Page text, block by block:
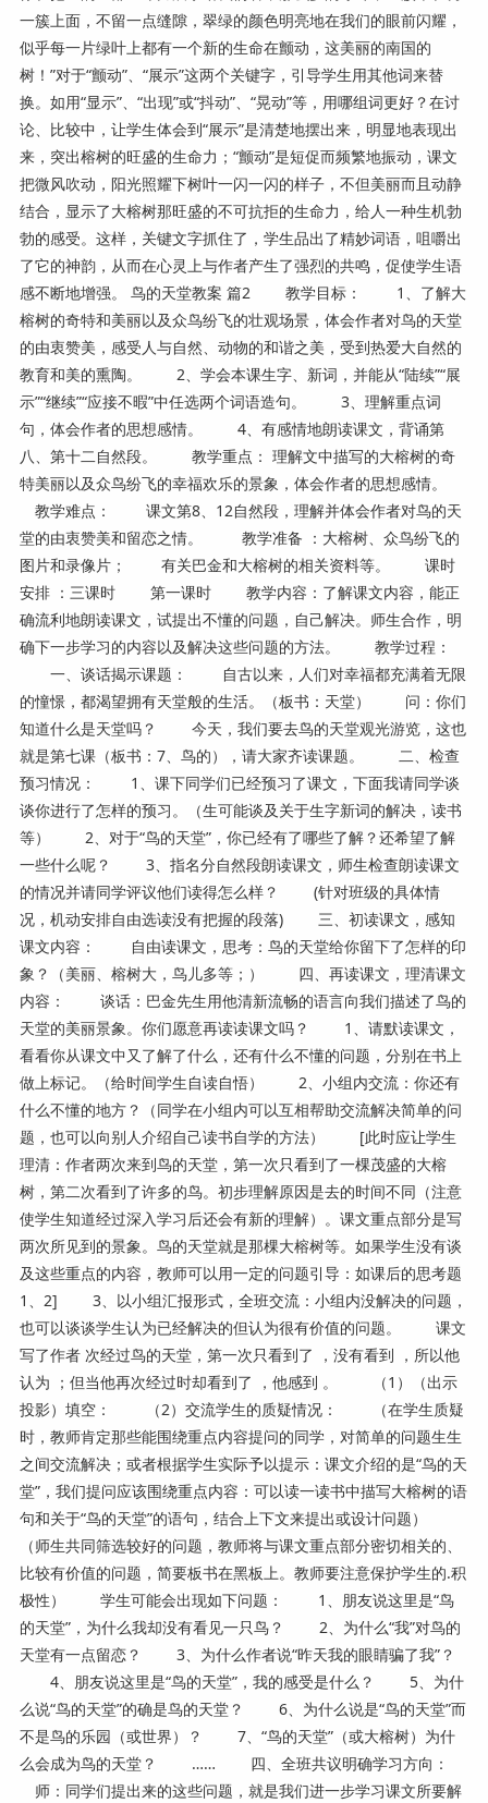
一簇上面，不留一点缝隙，翠绿的颜色明亮地在我们的眼前闪耀，
似乎每一片绿叶上都有一个新的生命在颤动，这美丽的南国的
树！”对于“颤动”、“展示”这两个关键字，引导学生用其他词来替
换。如用“显示”、“出现”或“抖动”、“晃动”等，用哪组词更好？在讨
论、比较中，让学生体会到“展示”是清楚地摆出来，明显地表现出
来，突出榕树的旺盛的生命力；“颤动”是短促而频繁地振动，课文
把微风吹动，阳光照耀下树叶一闪一闪的样子，不但美丽而且动静
结合，显示了大榕树那旺盛的不可抗拒的生命力，给人一种生机勃
勃的感受。这样，关键文字抓住了，学生品出了精妙词语，咀嚼出
了它的神韵，从而在心灵上与作者产生了强烈的共鸣，促使学生语
感不断地增强。 鸟的天堂教案 篇2 教学目标： 1、了解大
榕树的奇特和美丽以及众鸟纷飞的壮观场景，体会作者对鸟的天堂
的由衷赞美，感受人与自然、动物的和谐之美，受到热爱大自然的
教育和美的熏陶。 2、学会本课生字、新词，并能从“陆续”“展
示”“继续”“应接不暇”中任选两个词语造句。 3、理解重点词
句，体会作者的思想感情。 4、有感情地朗读课文，背诵第
八、第十二自然段。 教学重点： 理解文中描写的大榕树的奇
特美丽以及众鸟纷飞的幸福欢乐的景象，体会作者的思想感情。
教学难点： 课文第8、12自然段，理解并体会作者对鸟的天
堂的由衷赞美和留恋之情。 教学准备 ：大榕树、众鸟纷飞的
图片和录像片； 有关巴金和大榕树的相关资料等。 课时
安排 ：三课时 第一课时 教学内容：了解课文内容，能正
确流利地朗读课文，试提出不懂的问题，自己解决。师生合作，明
确下一步学习的内容以及解决这些问题的方法。 教学过程：
一、谈话揭示课题： 自古以来，人们对幸福都充满着无限
的憧憬，都渴望拥有天堂般的生活。（板书：天堂） 问：你们
知道什么是天堂吗？ 今天，我们要去鸟的天堂观光游览，这也
就是第七课（板书：7、鸟的），请大家齐读课题。 二、检查
预习情况： 1、课下同学们已经预习了课文，下面我请同学谈
谈你进行了怎样的预习。（生可能谈及关于生字新词的解决，读书
等） 2、对于“鸟的天堂”，你已经有了哪些了解？还希望了解
一些什么呢？ 3、指名分自然段朗读课文，师生检查朗读课文
的情况并请同学评议他们读得怎么样？ (针对班级的具体情
况，机动安排自由选读没有把握的段落) 三、初读课文，感知
课文内容： 自由读课文，思考：鸟的天堂给你留下了怎样的印
象？（美丽、榕树大，鸟儿多等；） 四、再读课文，理清课文
内容： 谈话：巴金先生用他清新流畅的语言向我们描述了鸟的
天堂的美丽景象。你们愿意再读读课文吗？ 1、请默读课文，
看看你从课文中又了解了什么，还有什么不懂的问题，分别在书上
做上标记。（给时间学生自读自悟） 2、小组内交流：你还有
什么不懂的地方？（同学在小组内可以互相帮助交流解决简单的问
题，也可以向别人介绍自己读书自学的方法） [此时应让学生
理清：作者两次来到鸟的天堂，第一次只看到了一棵茂盛的大榕
树，第二次看到了许多的鸟。初步理解原因是去的时间不同（注意
使学生知道经过深入学习后还会有新的理解）。课文重点部分是写
两次所见到的景象。鸟的天堂就是那棵大榕树等。如果学生没有谈
及这些重点的内容，教师可以用一定的问题引导：如课后的思考题
1、2] 3、以小组汇报形式，全班交流：小组内没解决的问题，
也可以谈谈学生认为已经解决的但认为很有价值的问题。 课文
写了作者 次经过鸟的天堂，第一次只看到了 ，没有看到 ，所以他
认为 ；但当他再次经过时却看到了 ，他感到 。 （1）（出示
投影）填空： （2）交流学生的质疑情况： （在学生质疑
时，教师肯定那些能围绕重点内容提问的同学，对简单的问题生生
之间交流解决；或者根据学生实际予以提示：课文介绍的是“鸟的天
堂”，我们提问应该围绕重点内容：可以读一读书中描写大榕树的语
句和关于“鸟的天堂”的语句，结合上下文来提出或设计问题）
（师生共同筛选较好的问题，教师将与课文重点部分密切相关的、
比较有价值的问题，简要板书在黑板上。教师要注意保护学生的.积
极性） 学生可能会出现如下问题： 1、朋友说这里是“鸟
的天堂”，为什么我却没有看见一只鸟？ 2、为什么“我”对鸟的
天堂有一点留恋？ 3、为什么作者说“昨天我的眼睛骗了我”？
4、朋友说这里是“鸟的天堂”，我的感受是什么？ 5、为什
么说“鸟的天堂”的确是鸟的天堂？ 6、为什么说是“鸟的天堂”而
不是鸟的乐园（或世界）？ 7、“鸟的天堂”（或大榕树）为什
么会成为鸟的天堂？ …… 四、全班共议明确学习方向：
师：同学们提出来的这些问题，就是我们进一步学习课文所要解